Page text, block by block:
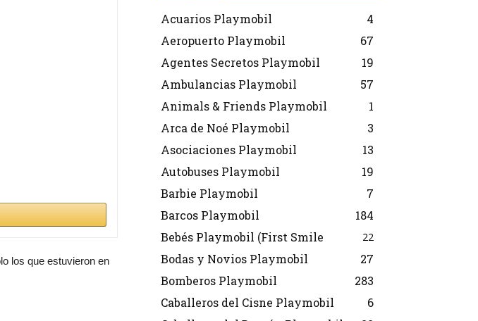
los que estuvieron en
Acuarios Playmobil
4
Aeropuerto Playmobil
67
Agentes Secretos Playmobil
19
Ambulancias Playmobil
57
Animals & Friends Playmobil
1
Arca de Noé Playmobil
3
Asociaciones Playmobil
13
Autobuses Playmobil
19
Barbie Playmobil
7
Barcos Playmobil
184
Bebés Playmobil (First Smile
22
Bodas y Novios Playmobil
27
Bomberos Playmobil
283
Caballeros del Cisne Playmobil
6